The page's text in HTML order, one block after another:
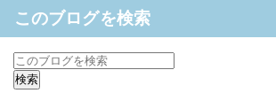
このブログを検索